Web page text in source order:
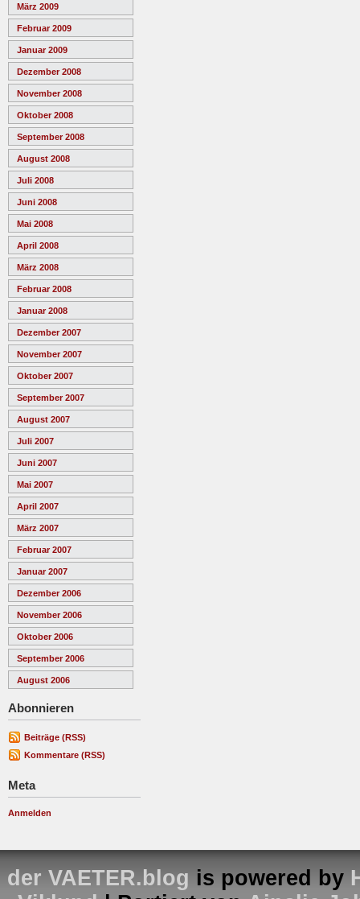
März 2009
Februar 2009
Januar 2009
Dezember 2008
November 2008
Oktober 2008
September 2008
August 2008
Juli 2008
Juni 2008
Mai 2008
April 2008
März 2008
Februar 2008
Januar 2008
Dezember 2007
November 2007
Oktober 2007
September 2007
August 2007
Juli 2007
Juni 2007
Mai 2007
April 2007
März 2007
Februar 2007
Januar 2007
Dezember 2006
November 2006
Oktober 2006
September 2006
August 2006
Abonnieren
Beiträge (RSS)
Kommentare (RSS)
Meta
Anmelden
der VAETER.blog is powered by